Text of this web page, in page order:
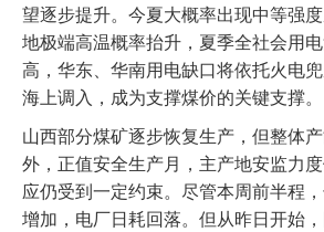
新能源
节能环保
分布式能源
望逐步提升。今夏大概率出现中等强
地极端高温概率抬升，夏季全社会用
高，华东、华南用电缺口将依托火电
海上调入，成为支撑煤价的关键支撑。
山西部分煤矿逐步恢复生产，但整体
外，正值安全生产月，主产地安监力
应仍受到一定约束。尽管本周前半程
增加，电厂日耗回落。但从昨日开始，